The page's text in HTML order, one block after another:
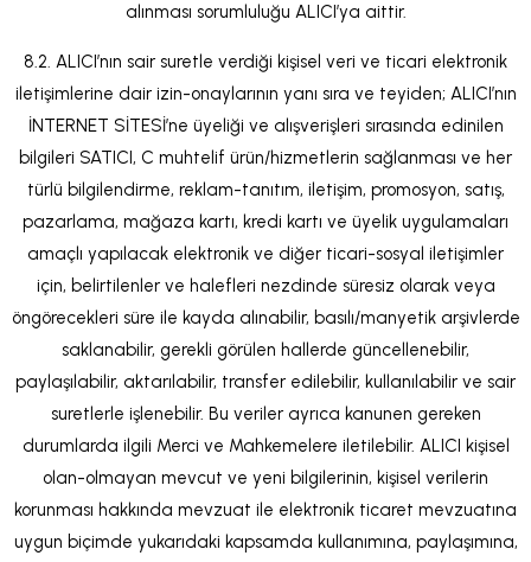
alınması sorumluluğu ALICI’ya aittir.
8.2. ALICI’nın sair suretle verdiği kişisel veri ve ticari elektronik
iletişimlerine dair izin-onaylarının yanı sıra ve teyiden; ALICI’nın
İNTERNET SİTESİ’ne üyeliği ve alışverişleri sırasında edinilen
bilgileri SATICI, C muhtelif ürün/hizmetlerin sağlanması ve her
türlü bilgilendirme, reklam-tanıtım, iletişim, promosyon, satış,
pazarlama, mağaza kartı, kredi kartı ve üyelik uygulamaları
amaçlı yapılacak elektronik ve diğer ticari-sosyal iletişimler
için, belirtilenler ve halefleri nezdinde süresiz olarak veya
öngörecekleri süre ile kayda alınabilir, basılı/manyetik arşivlerde
saklanabilir, gerekli görülen hallerde güncellenebilir,
paylaşılabilir, aktarılabilir, transfer edilebilir, kullanılabilir ve sair
suretlerle işlenebilir. Bu veriler ayrıca kanunen gereken
durumlarda ilgili Merci ve Mahkemelere iletilebilir. ALICI kişisel
olan-olmayan mevcut ve yeni bilgilerinin, kişisel verilerin
korunması hakkında mevzuat ile elektronik ticaret mevzuatına
uygun biçimde yukarıdaki kapsamda kullanımına, paylaşımına,